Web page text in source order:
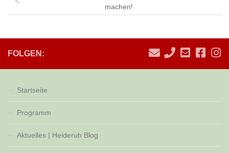
machen!
FOLGEN:
Startseite
Programm
Aktuelles | Heideruh Blog